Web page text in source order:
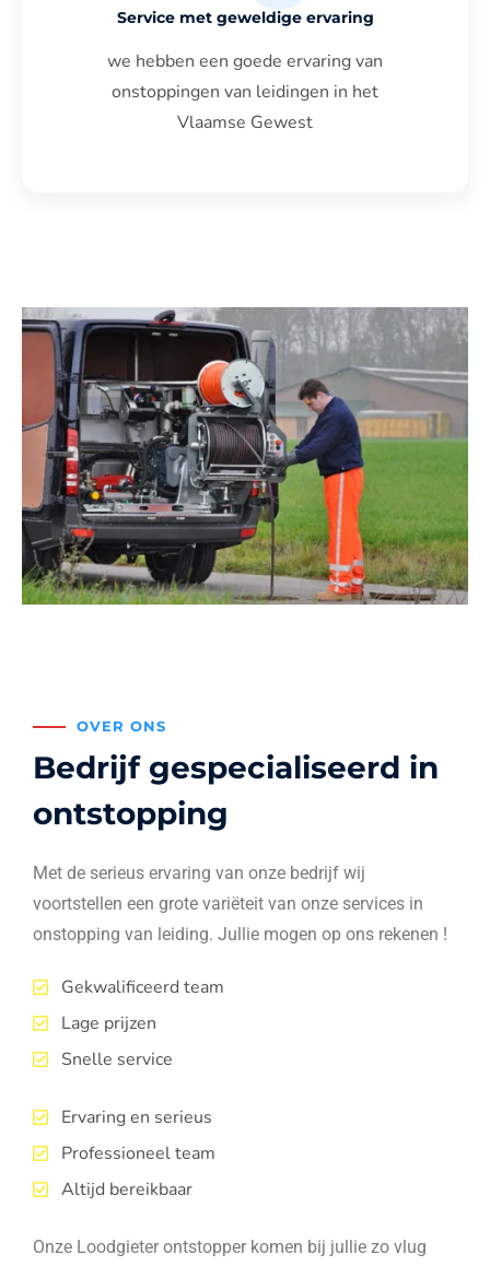
Service met geweldige ervaring
we hebben een goede ervaring van
onstoppingen van leidingen in het
Vlaamse Gewest
OVER ONS
Bedrijf gespecialiseerd in
ontstopping
Met de serieus ervaring van onze bedrijf wij
voortstellen een grote variëteit van onze services in
onstopping van leiding. Jullie mogen op ons rekenen !
Gekwalificeerd team
Lage prijzen
Snelle service
Ervaring en serieus
Professioneel team
Altijd bereikbaar
Onze Loodgieter ontstopper komen bij jullie zo vlug